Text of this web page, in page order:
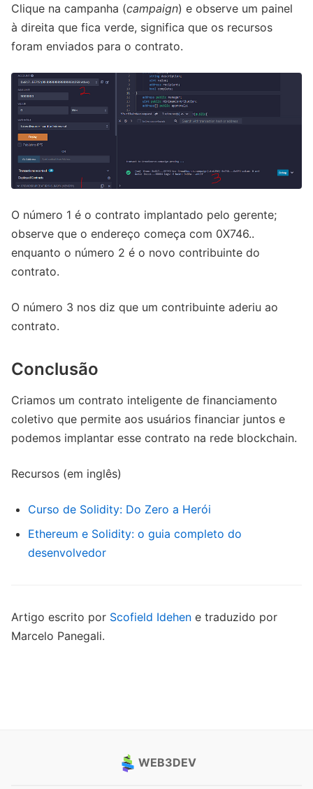
Clique na campanha (campaign) e observe um painel
à direita que fica verde, significa que os recursos
foram enviados para o contrato.
O número 1 é o contrato implantado pelo gerente;
observe que o endereço começa com 0X746..
enquanto o número 2 é o novo contribuinte do
contrato.
O número 3 nos diz que um contribuinte aderiu ao
contrato.
Conclusão
Criamos um contrato inteligente de financiamento
coletivo que permite aos usuários financiar juntos e
podemos implantar esse contrato na rede blockchain.
Recursos (em inglês)
Curso de Solidity: Do Zero a Herói
Ethereum e Solidity: o guia completo do
desenvolvedor
Artigo escrito por Scofield Idehen e traduzido por
Marcelo Panegali.
WEB3DEV